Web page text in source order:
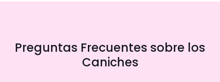
Preguntas Frecuentes sobre los
Caniches